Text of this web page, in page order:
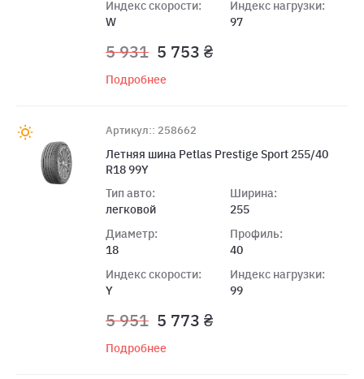
Индекс скорости:
W
Индекс нагрузки:
97
5 931 5 753 ₴
Подробнее
Артикул:: 258662
Летняя шина Petlas Prestige Sport 255/40
R18 99Y
Тип авто:
легковой
Диаметр:
18
Индекс скорости:
Y
Ширина:
255
Профиль:
40
Индекс нагрузки:
99
5 951 5 773 ₴
Подробнее